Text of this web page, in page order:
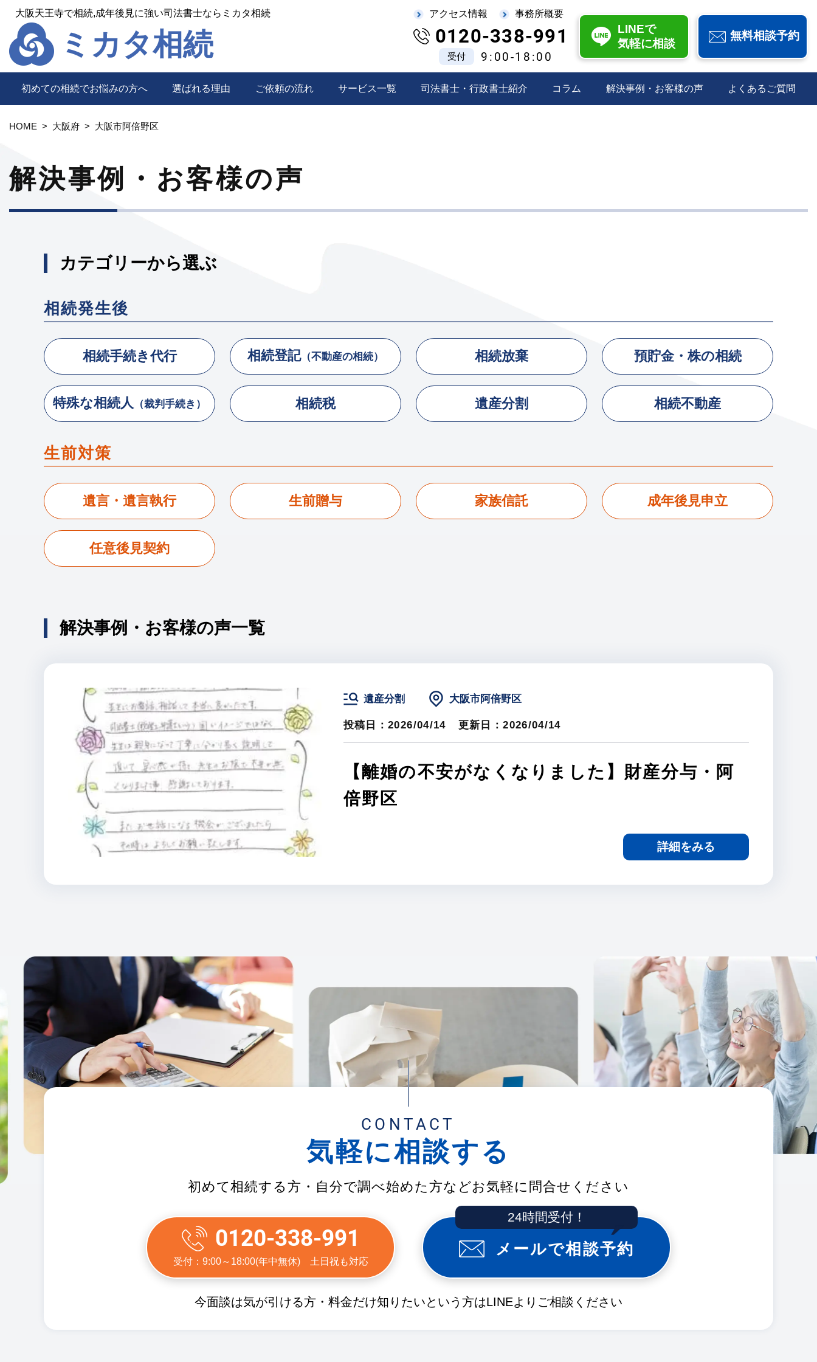
ミカタ相続
アクセス情報 事務所概要
0120-338-991
受付 9:00-18:00
LINEで
気軽に相談
無料相談予約
大阪天王寺で相続,成年後見に強い司法書士ならミカタ相続
初めての相続でお悩みの方へ 選ばれる理由 ご依頼の流れ サービス一覧 司法書士・行政書士紹介 コラム 解決事例・お客様の声 よくあるご質問
HOME 大阪府 大阪市阿倍野区
解決事例・お客様の声
カテゴリーから選ぶ
相続発生後
相続手続き代行 相続登記（不動産の相続） 相続放棄 預貯金・株の相続
特殊な相続人 （裁判手続き） 相続税 遺産分割 相続不動産
生前対策
遺言・遺言執行 生前贈与 家族信託 成年後見申立
任意後見契約
解決事例・お客様の声一覧
遺産分割 大阪市阿倍野区
投稿日：2026/04/14 更新日：2026/04/14
【離婚の不安がなくなりました】財産分与・阿
倍野区
詳細をみる
CONTACT
気軽に相談する
初めて相続する方・自分で調べ始めた方などお気軽に問合せください
0120-338-991
受付：9:00～18:00(年中無休) 土日祝も対応
24時間受付！
メールで相談予約
今面談は気が引ける方・料金だけ知りたいという方はLINEよりご相談ください